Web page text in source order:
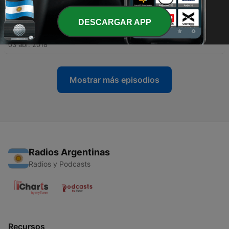
18 abr. 2018
10 - Dejalo Correr 3 Mix @ Dj Gonzalo Obando.
03 abr. 2018
Mostrar más episodios
Radios Argentinas
Radios y Podcasts
Recursos
DESCARGAR APP